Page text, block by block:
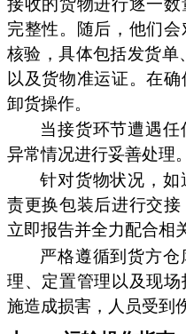
接收的货物进行逐一
完整性。随后，他们
核验，具体包括发货单
以及货物准运证。在
卸货操作。
当接货环节遭遇
异常情况进行妥善处理。
针对货物状况，如
责更换包装后进行交
立即报告并全力配合相
严格遵循到货方
理、定置管理以及现
施造成损害，人员受到